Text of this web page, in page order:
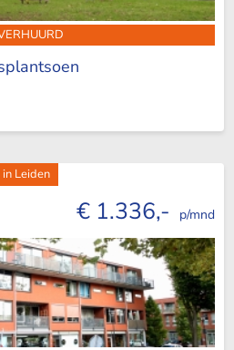
Leiden
€ 1.336,- p/mnd